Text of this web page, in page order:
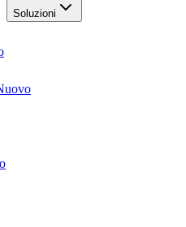
Soluzioni